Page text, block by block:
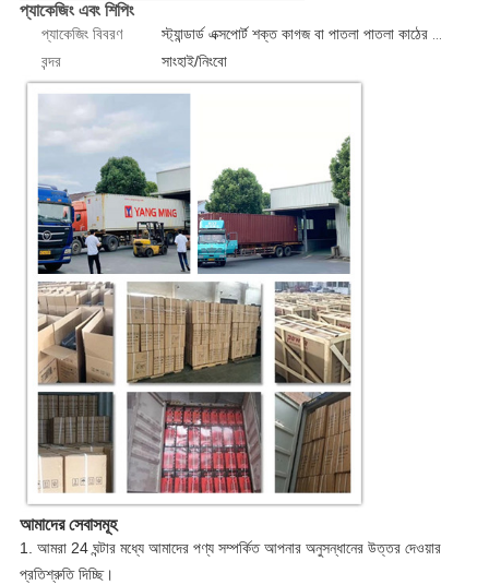
প্যাকেজিং এবং শিপিং
প্যাকেজিং বিবরণ স্ট্যান্ডার্ড এক্সপোর্ট শক্ত কাগজ বা পাতলা পাতলা কাঠের কেস 1 পিসি/বক্স
বন্দর সাংহাই/নিংবো
আমাদের সেবাসমূহ
1. আমরা 24 ঘন্টার মধ্যে আমাদের পণ্য সম্পর্কিত আপনার অনুসন্ধানের উত্তর দেওয়ার
প্রতিশ্রুতি দিচ্ছি।